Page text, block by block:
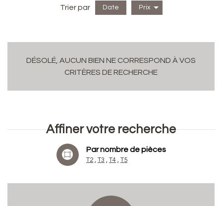
RECHERCHER
+ de critères
Trier par Date Prix
DÉSOLÉ, AUCUN BIEN NE CORRESPOND À VOS
CRITÈRES DE RECHERCHE
Affiner votre recherche
Par nombre de pièces
T2 T3 T4 T5